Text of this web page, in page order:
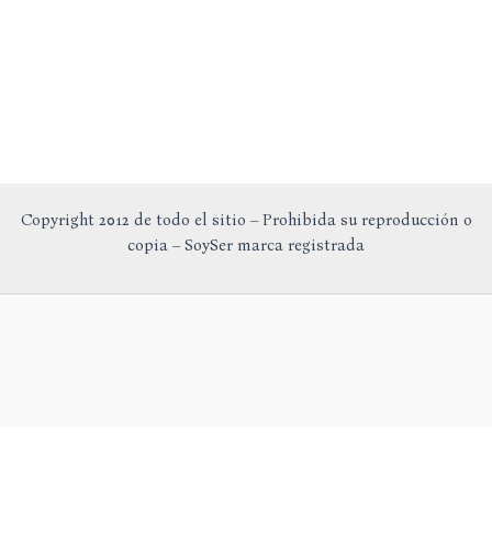
Copyright 2012 de todo el sitio – Prohibida su reproducción o
copia – SoySer marca registrada